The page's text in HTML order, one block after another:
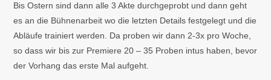
Bis Ostern sind dann alle 3 Akte durchgeprobt und dann geht
es an die Bühnenarbeit wo die letzten Details festgelegt und die
Abläufe trainiert werden. Da proben wir dann 2-3x pro Woche,
so dass wir bis zur Premiere 20 – 35 Proben intus haben, bevor
der Vorhang das erste Mal aufgeht.